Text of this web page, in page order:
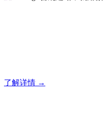
了解详情 →